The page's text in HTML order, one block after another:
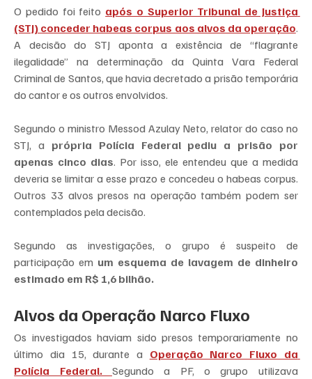
O pedido foi feito após o Superior Tribunal de Justiça
(STJ) conceder habeas corpus aos alvos da operação.
A decisão do STJ aponta a existência de “flagrante
ilegalidade” na determinação da Quinta Vara Federal
Criminal de Santos, que havia decretado a prisão temporária
do cantor e os outros envolvidos.
Segundo o ministro Messod Azulay Neto, relator do caso no
STJ, a própria Polícia Federal pediu a prisão por
apenas cinco dias. Por isso, ele entendeu que a medida
deveria se limitar a esse prazo e concedeu o habeas corpus.
Outros 33 alvos presos na operação também podem ser
contemplados pela decisão.
Segundo as investigações, o grupo é suspeito de
participação em um esquema de lavagem de dinheiro
estimado em R$ 1,6 bilhão.
Alvos da Operação Narco Fluxo
Os investigados haviam sido presos temporariamente no
último dia 15, durante a Operação Narco Fluxo da
Polícia Federal. Segundo a PF, o grupo utilizava